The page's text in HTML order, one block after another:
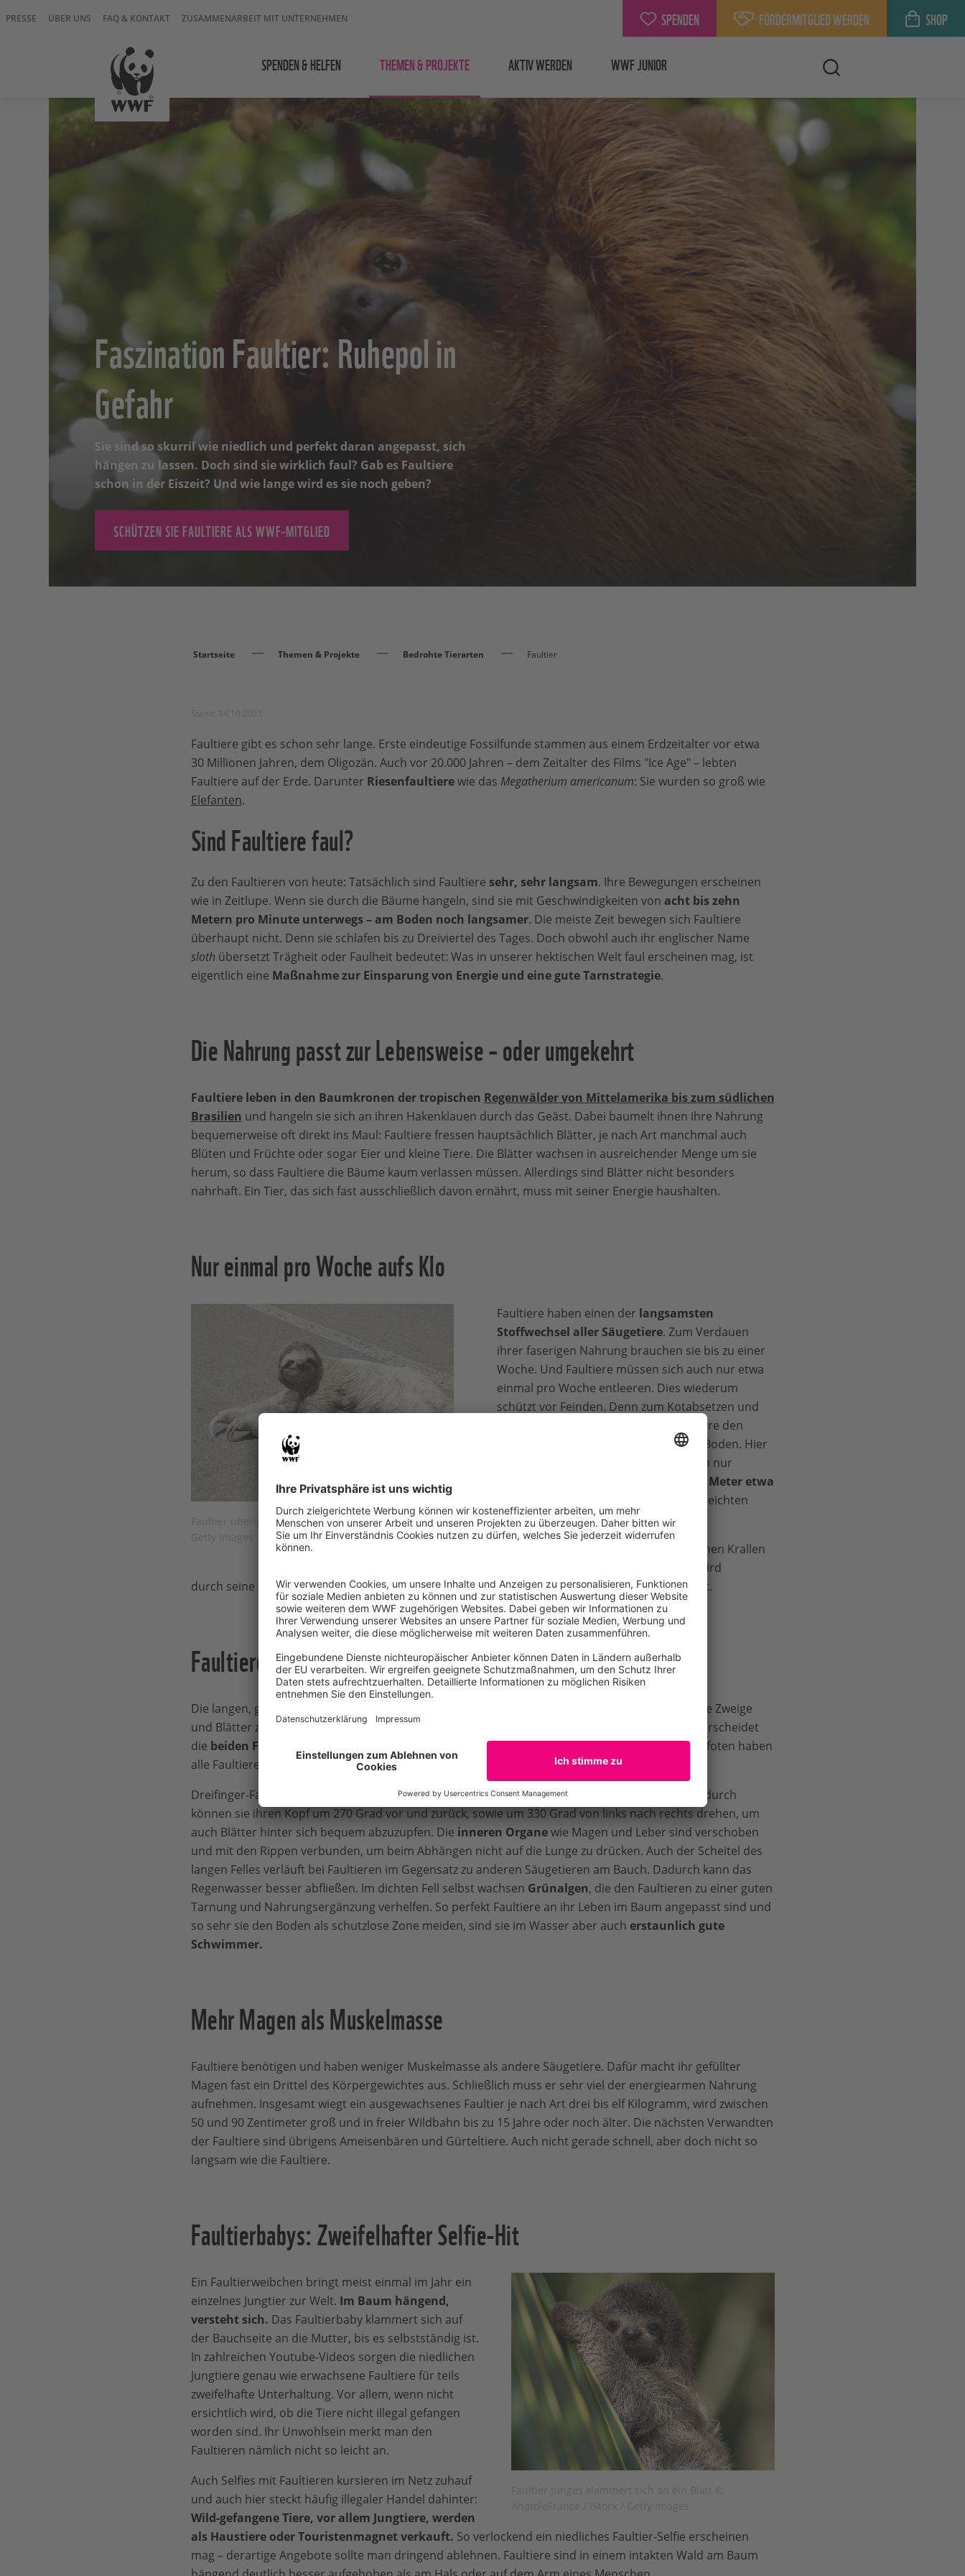
PRESSE ÜBER UNS FAQ & KONTAKT ZUSAMMENARBEIT MIT UNTERNEHMEN SPENDEN FÖRDERMITGLIED WERDEN SHOP
SPENDEN & HELFEN THEMEN & PROJEKTE AKTIV WERDEN WWF JUNIOR
Faszination Faultier: Ruhepol in
Gefahr
Sie sind so skurril wie niedlich und perfekt daran angepasst, sich
hängen zu lassen. Doch sind sie wirklich faul? Gab es Faultiere
schon in der Eiszeit? Und wie lange wird es sie noch geben?
SCHÜTZEN SIE FAULTIERE ALS WWF-MITGLIED
Startseite Themen & Projekte Bedrohte Tierarten Faultier
Faultiere gibt es schon sehr lange. Erste eindeutige Fossilfunde stammen aus einem Erdzeitalter vor etwa
30 Millionen Jahren, dem Oligozän. Auch vor 20.000 Jahren – dem Zeitalter des Films "Ice Age" – lebten
Faultiere auf der Erde. Darunter Riesenfaultierewie das Megatherium americanum: Sie wurden so groß wie
Elefanten.
Sind Faultiere faul?
Zu den Faultieren von heute: Tatsächlich sind Faultiere sehr, sehr langsam. Ihre Bewegungen erscheinen
wie in Zeitlupe. Wenn sie durch die Bäume hangeln, sind sie mit Geschwindigkeiten von acht bis zehn
Metern pro Minute unterwegs – am Boden noch langsamer. Die meiste Zeit bewegen sich Faultiere
überhaupt nicht. Denn sie schlafen bis zu Dreiviertel des Tages. Doch obwohl auch ihr englischer Name
sloth übersetzt Trägheit oder Faulheit bedeutet: Was in unserer hektischen Welt faul erscheinen mag, ist
eigentlich eine Maßnahme zur Einsparung von Energie und eine gute Tarnstrategie.
Die Nahrung passt zur Lebensweise – oder umgekehrt
Faultiere leben in den Baumkronen der tropischen Regenwälder von Mittelamerika bis zum südlichen
Brasilien und hangeln sie sich an ihren Hakenklauen durch das Geäst. Dabei baumelt ihnen ihre Nahrung
bequemerweise oft direkt ins Maul: Faultiere fressen hauptsächlich Blätter, je nach Art manchmal auch
Blüten und Früchte oder sogar Eier und kleine Tiere. Die Blätter wachsen in ausreichender Menge um sie
herum, so dass Faultiere die Bäume kaum verlassen müssen. Allerdings sind Blätter nicht besonders
nahrhaft. Ein Tier, das sich fast ausschließlich davon ernährt, muss mit seiner Energie haushalten.
Nur einmal pro Woche aufs Klo
Faultier überquert die Straße © ericaxelson / iStock /
Faultiere haben einen der langsamsten
Stoffwechsel aller Säugetiere. Zum Verdauen
ihrer faserigen Nahrung brauchen sie bis zu einer
Woche. Und Faultiere müssen sich auch nur etwa
einmal pro Woche entleeren. Dies wiederum
schützt vor Feinden. Denn zum Kotabsetzen und
Urinieren verlassen die meisten Faultiere den
Baum. Ihr „Geschäft“ erledigen sie am Boden. Hier
aber sind sie noch langsamer, kommen nur
für 100 Meter etwa
. Das macht sie zur leichten
Beute für Räuber wie denJaguar.
Im Baum kann sich das Faultier mit seinen Krallen
und Eckzähnen besser wehren – und wird
durch seine langsamen Bewegungen und die Tarnfarbesowieso meist erst gar nicht entdeckt.
Faultiere: Ans Abhängen angepasst
Die langen, gebogenen Krallen ihrer Vorderpfoten geben Faultieren Halt im Baum und lassen sie Zweige
und Blätter zu sich heranziehen. Die Anzahl dieser Krallen und Finger an den Vorderpfoten unterscheidet
die beiden Faultiergattungen, Zweifingerfaultiere und Dreifingerfaultiere.An ihren Hinterpfoten haben
alle Faultiere drei Zehen.
Dreifinger-Faultiere haben ein bis zwei Halswirbel mehr als die meisten anderen Säugetiere. Dadurch
können sie ihren Kopf um 270 Grad vor und zurück, sowie um 330 Grad von links nach rechts drehen, um
auch Blätter hinter sich bequem abzuzupfen. Die inneren Organewie Magen und Leber sind verschoben
und mit den Rippen verbunden, um beim Abhängen nicht auf die Lunge zu drücken. Auch der Scheitel des
langen Felles verläuft bei Faultieren im Gegensatz zu anderen Säugetieren am Bauch. Dadurch kann das
Regenwasser besser abfließen. Im dichten Fell selbst wachsen Grünalgen, die den Faultieren zu einer guten
Tarnung und Nahrungsergänzung verhelfen. So perfekt Faultiere an ihr Leben im Baum angepasst sind und
so sehr sie den Boden als schutzlose Zone meiden, sind sie im Wasser aber auch erstaunlich gute
Schwimmer.
Mehr Magen als Muskelmasse
Faultiere benötigen und haben weniger Muskelmasse als andere Säugetiere. Dafür macht ihr gefüllter
Magen fast ein Drittel des Körpergewichtes aus. Schließlich muss er sehr viel der energiearmen Nahrung
aufnehmen. Insgesamt wiegt ein ausgewachsenes Faultier je nach Art drei bis elf Kilogramm, wird zwischen
50 und 90 Zentimeter groß und in freier Wildbahn bis zu 15 Jahre oder noch älter. Die nächsten Verwandten
der Faultiere sind übrigens Ameisenbären und Gürteltiere. Auch nicht gerade schnell, aber doch nicht so
langsam wie die Faultiere.
Faultierbabys: Zweifelhafter Selfie-Hit
Ein Faultierweibchen bringt meist einmal im Jahr ein
einzelnes Jungtier zur Welt. Im Baum hängend,
versteht sich. Das Faultierbaby klammert sich auf
der Bauchseite an die Mutter, bis es selbstständig ist.
In zahlreichen Youtube-Videos sorgen die niedlichen
Jungtiere genau wie erwachsene Faultiere für teils
zweifelhafte Unterhaltung. Vor allem, wenn nicht
ersichtlich wird, ob die Tiere nicht illegal gefangen
worden sind. Ihr Unwohlsein merkt man den
Faultieren nämlich nicht so leicht an.
Auch Selfies mit Faultieren kursieren im Netz zuhauf
und auch hier steckt häufig illegaler Handel dahinter:
Wild-gefangene Tiere, vor allem Jungtiere, werden
als Haustiere oder Touristenmagnet verkauft. So verlockend ein niedliches Faultier-Selfie erscheinen
mag – derartige Angebote sollte man dringend ablehnen. Faultiere sind in einem intakten Wald am Baum